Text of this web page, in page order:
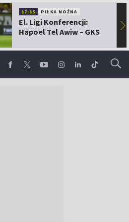
17:15 PIŁKA NOŻNA
El. Ligi Konferencji:
Hapoel Tel Awiw – GKS
▶